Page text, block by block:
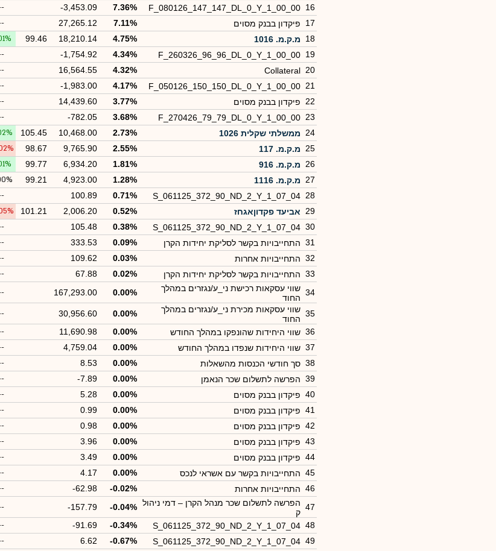
16
F_080126_147_147_DL_0_Y_1_00_00
7.36%
-3,453.09
17
פיקדון בבנק מסוים 7.11%
27,265.12
18
מ.ק.מ. 1016 4.75%
18,210.14
99.46
19
F_260326_96_96_DL_0_Y_1_00_00
4.34%
-1,754.92
20
Collateral
4.32%
16,564.55
21
F_050126_150_150_DL_0_Y_1_00_00
4.17%
-1,983.00
22
פיקדון בבנק מסוים 3.77%
14,439.60
23
F_270426_79_79_DL_0_Y_1_00_00
3.68%
-782.05
24
ממשלתי שקלית 1026 2.73%
10,468.00
105.45
25
מ.ק.מ. 117 2.55%
9,765.90
98.67
26
מ.ק.מ. 916 1.81%
6,934.20
99.77
27
מ.ק.מ. 1116 1.28%
4,923.00
99.21
28
S_061125_372_90_ND_2_Y_1_07_04
0.71%
100.89
29
אביעד פקדוןאגחז 0.52%
2,006.20
101.21
30
S_061125_372_90_ND_2_Y_1_07_04
0.38%
105.48
31 התחייבויות בקשר לסליקת יחידות הקרן 0.09%
333.53
32 התחייבויות אחרות 0.03%
109.62
33 התחייבויות בקשר לסליקת יחידות הקרן 0.02%
67.88
34 שווי עסקאות רכישת ני_ע/נגזרים במהלך
החוד
0.00%
167,293.00
35 שווי עסקאות מכירת ני_ע/נגזרים במהלך
החוד
0.00%
30,956.60
36 שווי היחידות שהונפקו במהלך החודש 0.00%
11,690.98
37 שווי היחידות שנפדו במהלך החודש 0.00%
4,759.04
38 סך חודשי הכנסות מהשאלות 0.00%
8.53
39 הפרשה לתשלום שכר הנאמן 0.00%
-7.89
40 פיקדון בבנק מסוים 0.00%
5.28
41 פיקדון בבנק מסוים 0.00%
0.99
42 פיקדון בבנק מסוים 0.00%
0.98
43 פיקדון בבנק מסוים 0.00%
3.96
44 פיקדון בבנק מסוים 0.00%
3.49
45 התחייבויות בקשר עם אשראי לנכס 0.00%
4.17
46 התחייבויות אחרות -0.02%
-62.98
47 הפרשה לתשלום שכר מנהל הקרן – דמי ניהול
ק
-0.04%
-157.79
48
S_061125_372_90_ND_2_Y_1_07_04
-0.34%
-91.69
49
S_061125_372_90_ND_2_Y_1_07_04
-0.67%
6.62